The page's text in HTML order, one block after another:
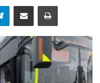
TelegramEnviar vía email Imprimir